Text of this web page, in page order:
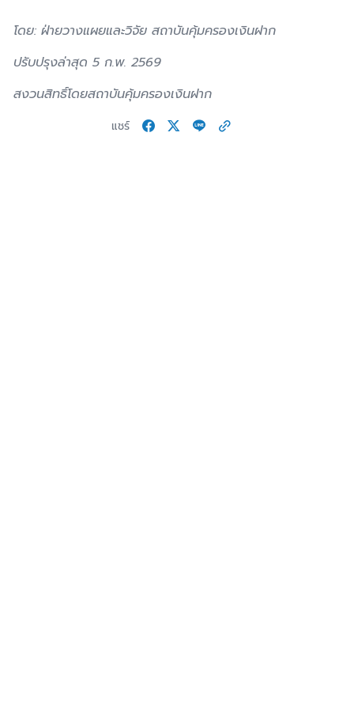
โดย: ฝ่ายวางแผยและวิจัย สถาบันคุ้มครองเงินฝาก
ปรับปรุงล่าสุด 5 ก.พ. 2569
สงวนสิทธิ์โดยสถาบันคุ้มครองเงินฝาก
แชร์